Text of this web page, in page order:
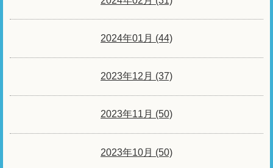
2024年01月 (44)
2023年12月 (37)
2023年11月 (50)
2023年10月 (50)